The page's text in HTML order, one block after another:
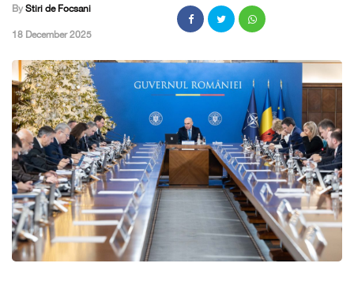
By Stiri de Focsani
,18 December 2025